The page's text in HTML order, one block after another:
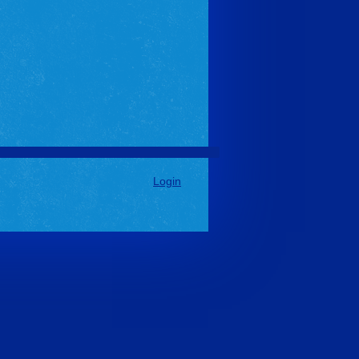
Login